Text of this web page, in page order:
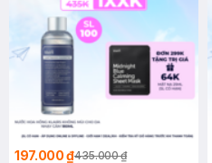
197.000 ₫435.000 ₫